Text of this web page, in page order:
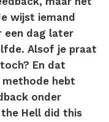
wijst iemand
een dag later
Alsof je praat
En dat
hebt
onder
Hell did this